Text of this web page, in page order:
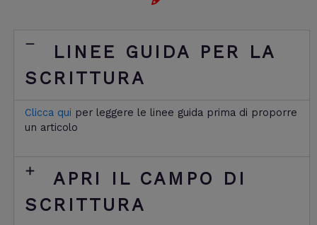
LINEE GUIDA PER LA
SCRITTURA
Clicca qui per leggere le linee guida prima di proporre
un articolo
APRI IL CAMPO DI
SCRITTURA